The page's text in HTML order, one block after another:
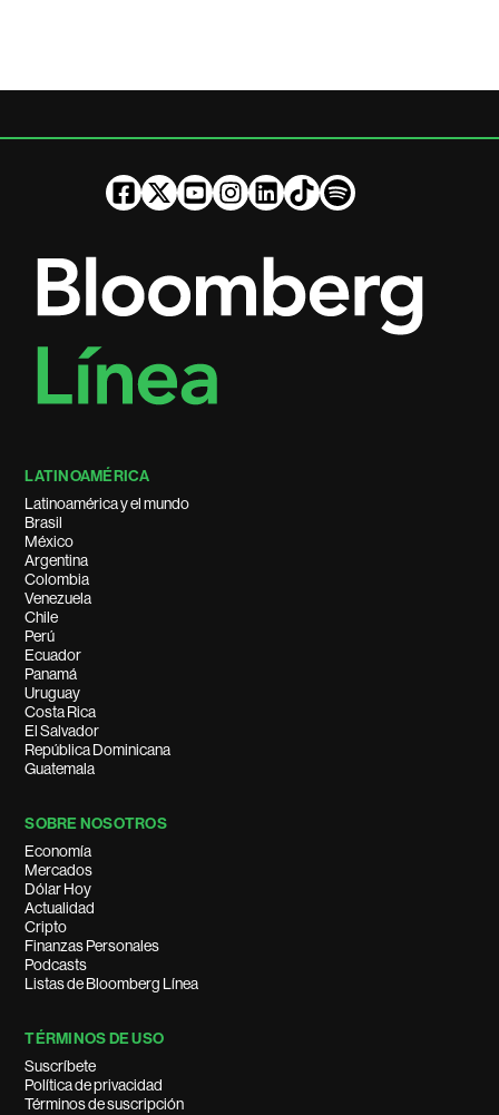
LATINOAMÉRICA
Latinoamérica y el mundo
Brasil
México
Argentina
Colombia
Venezuela
Chile
Perú
Ecuador
Panamá
Uruguay
Costa Rica
El Salvador
República Dominicana
Guatemala
SOBRE NOSOTROS
Economía
Mercados
Dólar Hoy
Actualidad
Cripto
Finanzas Personales
Podcasts
Listas de Bloomberg Línea
TÉRMINOS DE USO
Suscríbete
Política de privacidad
Términos de suscripción